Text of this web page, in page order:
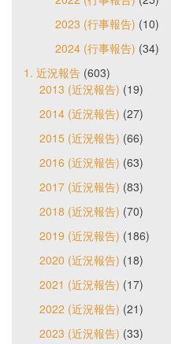
2023 (行事報告) (10)
2024 (行事報告) (34)
1. 近況報告 (603)
2013 (近況報告) (19)
2014 (近況報告) (27)
2015 (近況報告) (66)
2016 (近況報告) (63)
2017 (近況報告) (83)
2018 (近況報告) (70)
2019 (近況報告) (186)
2020 (近況報告) (18)
2021 (近況報告) (17)
2022 (近況報告) (21)
2023 (近況報告) (33)